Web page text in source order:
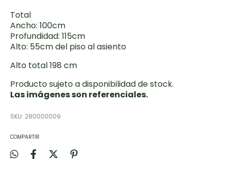
Total
Ancho: 100cm
Profundidad: 115cm
Alto: 55cm del piso al asiento
Alto total 198 cm
Producto sujeto a disponibilidad de stock.
Las imágenes son referenciales.
SKU: 280000009
COMPARTIR